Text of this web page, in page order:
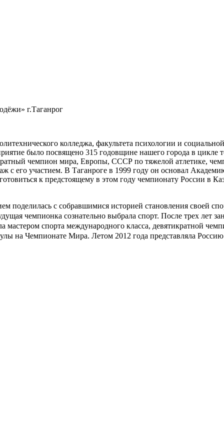
г.Таганрог
колледжа, факультета психологии и
было посвящено 315 годовщине нашего города в цикле
чемпион мира, Европы, СССР по тяжелой атлетике,
его участием. В Таганроге в 1999 году он основал
к предстоящему в этом году чемпионату России в
поделилась с собравшимися историей становления своей
чемпионка сознательно выбрала спорт. После трех лет
спорта международного класса, девятикратной
на Чемпионате Мира. Летом 2012 года представляла